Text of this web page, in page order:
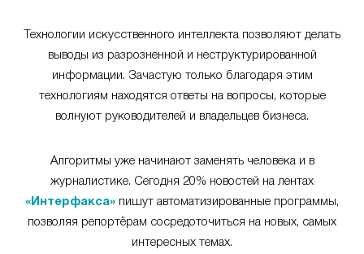
Технологии искусственного интеллекта позволяют делать
выводы из разрозненной и неструктурированной
информации. Зачастую только благодаря этим
технологиям находятся ответы на вопросы, которые
волнуют руководителей и владельцев бизнеса.
Алгоритмы уже начинают заменять человека и в
журналистике. Сегодня 20% новостей на лентах
«Интерфакса» пишут автоматизированные программы,
позволяя репортёрам сосредоточиться на новых, самых
интересных темах.